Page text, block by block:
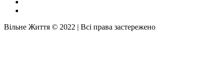
Вільне Життя © 2022 | Всі права застережено